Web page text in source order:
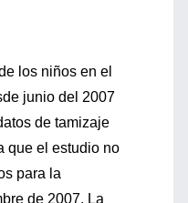
los niños en el
junio del 2007
de tamizaje
que el estudio no
para la
de 2007. La